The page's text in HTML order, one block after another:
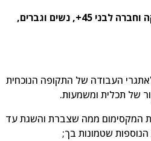
ארגון חברתי למטרות תעסוקה וחברה לבני 45+, נשים וגברים,
העבודה של התקופה הנוכחית
תכלית ומשמעות.
המקסימום ממה שצברת והשגת עד
שטמונות בך;